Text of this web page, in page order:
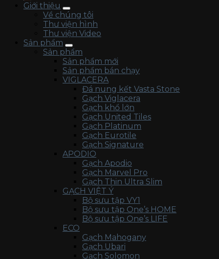
Giới thiệu
Về chúng tôi
Thư viện hình
Thư viện Video
Sản phẩm
Sản phẩm
Sản phẩm mới
Sản phẩm bán chạy
VIGLACERA
Đá nung kết Vasta Stone
Gạch Viglacera
Gạch khổ lớn
Gạch United Tiles
Gạch Platinum
Gạch Eurotile
Gạch Signature
APODIO
Gạch Apodio
Gạch Marvel Pro
Gạch Thin Ultra Slim
GẠCH VIỆT Ý
Bộ sưu tập VY1
Bộ sưu tập One’s HOME
Bộ sưu tập One’s LIFE
ECO
Gạch Mahogany
Gạch Ubari
Gạch Solomon